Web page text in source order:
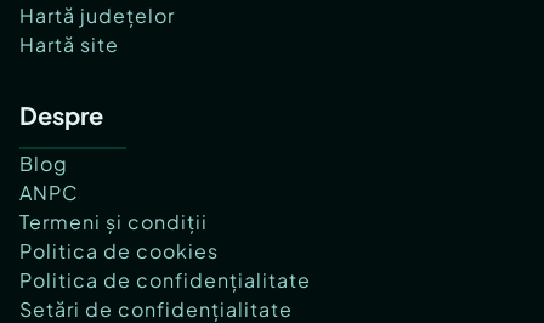
Hartă județelor
Hartă site
Despre
Blog
ANPC
Termeni și condiții
Politica de cookies
Politica de confidențialitate
Setări de confidențialitate